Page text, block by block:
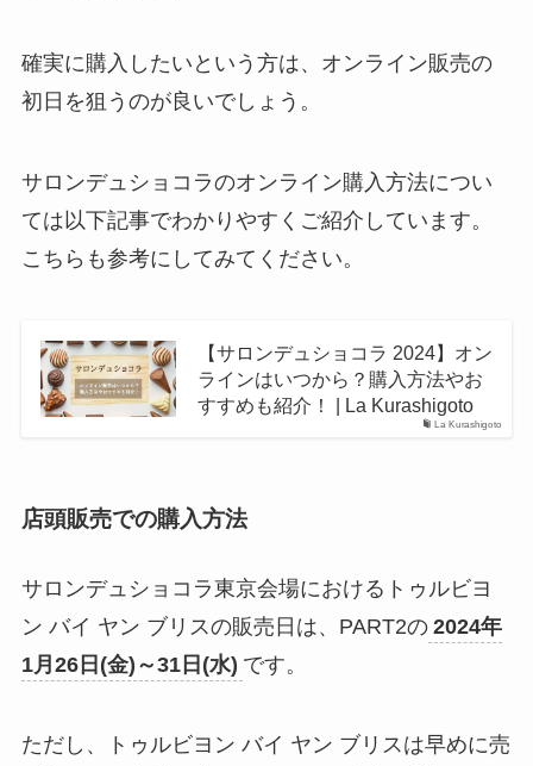
確実に購入したいという方は、オンライン販売の
初日を狙うのが良いでしょう。
サロンデュショコラのオンライン購入方法につい
ては以下記事でわかりやすくご紹介しています。
こちらも参考にしてみてください。
La Kurashigoto
【サロンデュショコラ 2024】オン
ラインはいつから？購入方法やお
すすめも紹介！ | La Kurashigoto
店頭販売での購入方法
サロンデュショコラ東京会場におけるトゥルビヨ
ン バイ ヤン ブリスの販売日は、PART2の 2024年
1月26日(金)～31日(水) です。
ただし、トゥルビヨン バイ ヤン ブリスは早めに売